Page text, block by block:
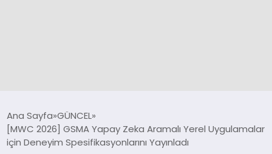
SPOR
Ana Sayfa GÜNCEL
[MWC 2026] GSMA Yapay Zeka Aramalı Yerel Uygulamalar
için Deneyim Spesifikasyonlarını Yayınladı